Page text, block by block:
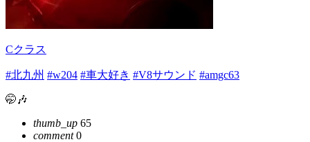
Cクラス
#北九州 #w204 #車大好き #V8サウンド #amgc63
🤭🎶
thumb_up 65
comment0